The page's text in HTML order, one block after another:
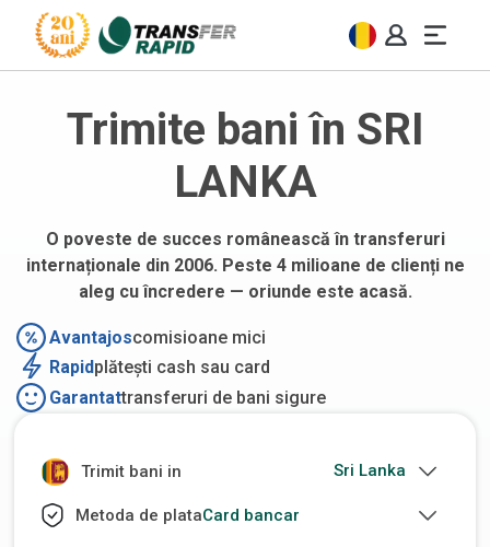
Trimite bani în SRI
LANKA
O poveste de succes românească în transferuri
internaționale din 2006. Peste 4 milioane de clienți ne
aleg cu încredere — oriunde este acasă.
Avantajoscomisioane mici
Rapidplătești cash sau card
Garantattransferuri de bani sigure
Trimit bani in
Metoda de plataCard bancar